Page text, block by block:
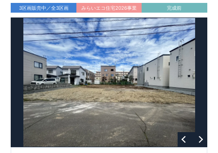
「蓮田」駅徒歩16分／自転車7分（約1.4km）
ロケーション
・南小学校（徒歩6分）
・南保育園（徒歩７分）
・生鮮市場TOP蓮田山ノ内店（徒歩6分）
・スギドラッグ蓮田山ノ内店（徒歩5分）
・南田児童公園（徒歩1分）
・みなみのメディカルクリニック（徒歩4分） ​ ​東栄住宅ブルー
ミングガーデンのこだわりの家づくり
全棟自社一貫体制
もっと詳しく
◇誰が、何をしたか。が明確だからこそ、お客様の安心に繋が
ります。
◇設計、施工、営業が互いに協力しあい、最良のプランを提供
いたします。
◇不要な中間マージンを抑えることで、コストダウンに努めて
3区画販売中／全3区画 みらいエコ住宅2026事業 完成前